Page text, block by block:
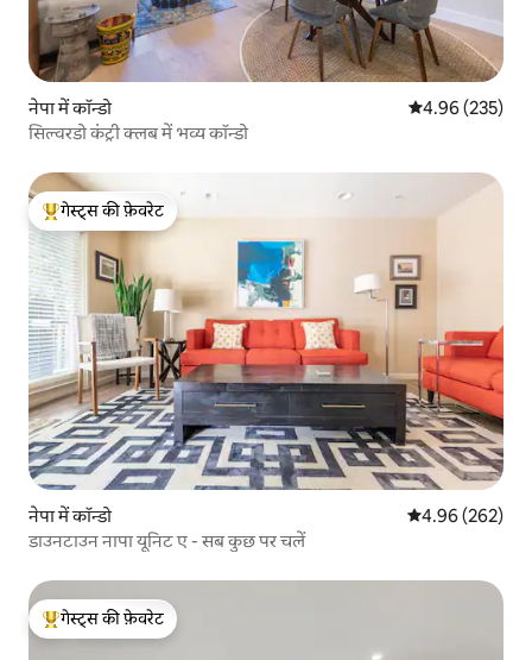
नेपा में कॉन्डो औसत रेटिंग 5 में से
4.96 (235)
सिल्वरडो कंट्री क्लब में भव्य कॉन्डो
गेस्ट्स का टॉप फ़ेवरेट
गेस्ट्स की फ़ेवरेट
नेपा में कॉन्डो औसत रेटिंग 5 में से
4.96 (262)
डाउनटाउन नापा यूनिट ए - सब कुछ पर चलें
गेस्ट्स का टॉप फ़ेवरेट
गेस्ट्स की फ़ेवरेट